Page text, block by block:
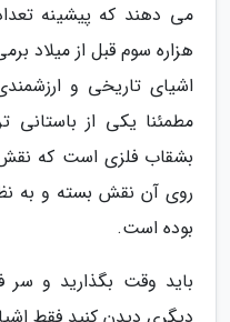
می دهند که پیشینه
هزاره سوم قبل از میلاد
اشیای تاریخی و
مطمئنا یکی از
بشقاب فلزی است که نقش
روی آن نقش بسته و به
بوده است.
باید وقت بگذارید و